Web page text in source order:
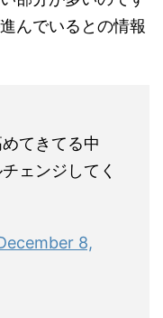
んでいるとの情報
てきてる中
ェンジしてく
8,